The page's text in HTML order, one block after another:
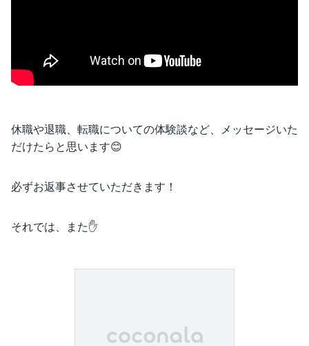
休職や退職、転職についての体験談など、メッセージいた
だけたらと思います😊
必ずお返事させていただきます！
それでは、また✋